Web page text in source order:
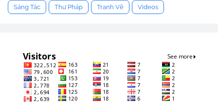
Sáng Tác Thư Pháp Tranh Vẽ Videos